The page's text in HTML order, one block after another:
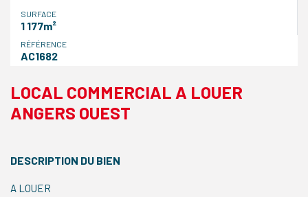
SURFACE
1 177m²
RÉFÉRENCE
AC1682
LOCAL COMMERCIAL A LOUER
ANGERS OUEST
DESCRIPTION DU BIEN
A LOUER